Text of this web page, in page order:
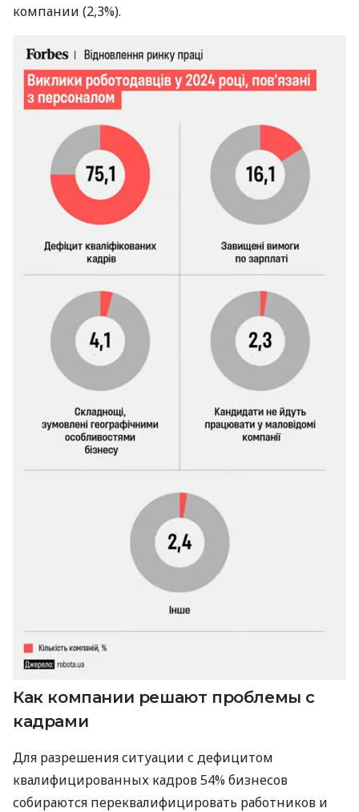
компании (2,3%).
Как компании решают проблемы с
кадрами
Для разрешения ситуации с дефицитом
квалифицированных кадров 54% бизнесов
собираются переквалифицировать работников и